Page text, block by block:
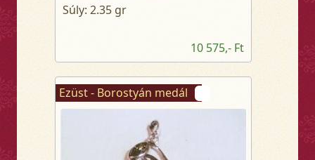
Súly: 2.35 gr
10 575,- Ft
Ezüst - Borostyán medál